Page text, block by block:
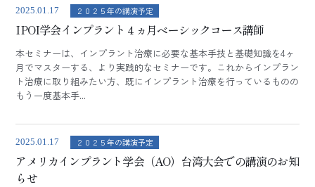
2025.01.17 ２０２５年の講演予定
IPOI学会インプラント４ヵ月ベーシックコース講師
本セミナーは、インプラント治療に必要な基本手技と基礎知識を4ヶ
月でマスターする、より実践的なセミナーです。これからインプラン
ト治療に取り組みたい方、既にインプラント治療を行っているものの
もう一度基本手...
2025.01.17 ２０２５年の講演予定
アメリカインプラント学会（AO）台湾大会での講演のお知
らせ